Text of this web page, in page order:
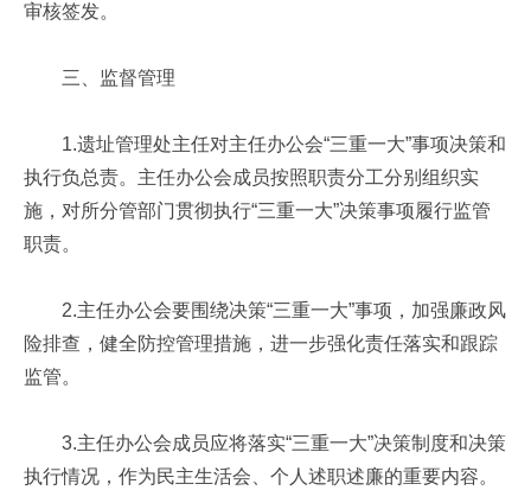
审核签发。
三、监督管理
1.遗址管理处主任对主任办公会“三重一大”事项决策和
执行负总责。主任办公会成员按照职责分工分别组织实
施，对所分管部门贯彻执行“三重一大”决策事项履行监管
职责。
2.主任办公会要围绕决策“三重一大”事项，加强廉政风
险排查，健全防控管理措施，进一步强化责任落实和跟踪
监管。
3.主任办公会成员应将落实“三重一大”决策制度和决策
执行情况，作为民主生活会、个人述职述廉的重要内容。